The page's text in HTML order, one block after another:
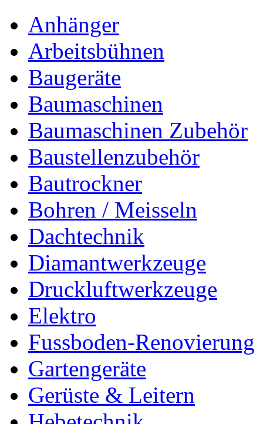
Anhänger
Arbeitsbühnen
Baugeräte
Baumaschinen
Baumaschinen Zubehör
Baustellenzubehör
Bautrockner
Bohren / Meisseln
Dachtechnik
Diamantwerkzeuge
Druckluftwerkzeuge
Elektro
Fussboden-Renovierung
Gartengeräte
Gerüste & Leitern